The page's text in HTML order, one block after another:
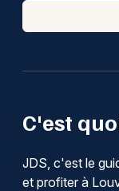
C'est
JDS, c'est le
et profiter à